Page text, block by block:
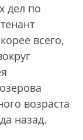
дел по
всего,
возраста
назад.